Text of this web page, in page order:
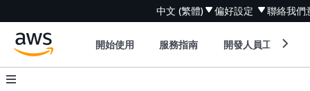
中文 (繁體) 偏好設定 聯絡我們
開始使用 服務指南 開發人員工具